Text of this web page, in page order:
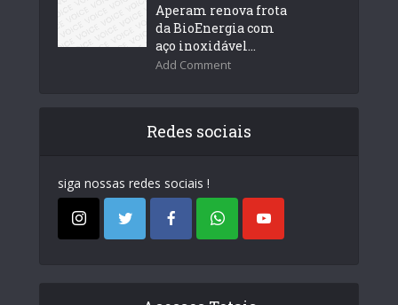
Aperam renova frota
da BioEnergia com
aço inoxidável...
Add Comment
Redes sociais
siga nossas redes sociais !